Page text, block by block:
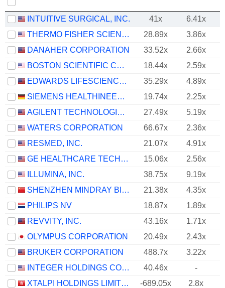
INTUITIVE SURGICAL, INC. 41x
6.41x
THERMO FISHER SCIENTIFIC, INC.
28.89x
3.86x
DANAHER CORPORATION
33.52x
2.66x
BOSTON SCIENTIFIC CORPORATION
18.44x
2.59x
EDWARDS LIFESCIENCES CORPORATION
35.29x
4.89x
SIEMENS HEALTHINEERS AG
19.74x
2.25x
AGILENT TECHNOLOGIES, INC.
27.49x
5.19x
WATERS CORPORATION
66.67x
2.36x
RESMED, INC.
21.07x
4.91x
GE HEALTHCARE TECHNOLOGIES INC.
15.06x
2.56x
ILLUMINA, INC.
38.75x
9.19x
SHENZHEN MINDRAY BIO-MEDICAL ELECTRONICS CO., LTD.
21.38x
4.35x
PHILIPS NV
18.87x
1.89x
REVVITY, INC.
43.16x
1.71x
OLYMPUS CORPORATION
20.49x
2.43x
BRUKER CORPORATION
488.7x
3.22x
INTEGER HOLDINGS CORPORATION
40.46x
-
XTALPI HOLDINGS LIMITED
-689.05x
2.8x